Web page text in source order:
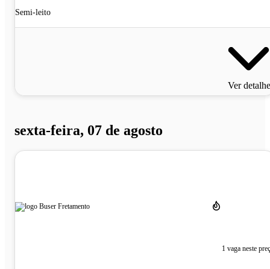
Semi-leito
Ver
sexta-feira, 07 de agosto
1 vaga neste